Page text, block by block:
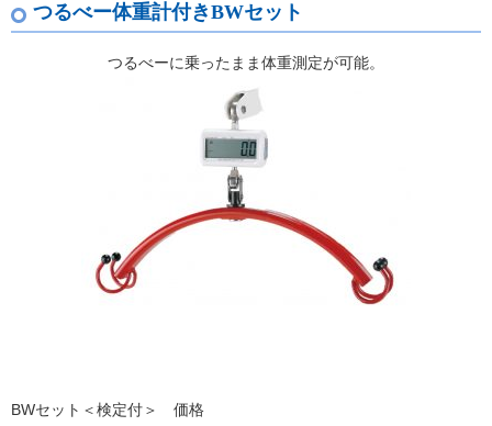
つるべー体重計付きBWセット
つるべーに乗ったまま体重測定が可能。
BWセット＜検定付＞ 価格